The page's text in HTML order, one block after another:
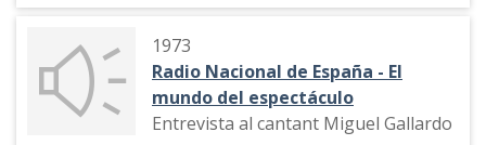
1973
Radio Nacional de España - El
mundo del espectáculo
Entrevista al cantant Miguel Gallardo